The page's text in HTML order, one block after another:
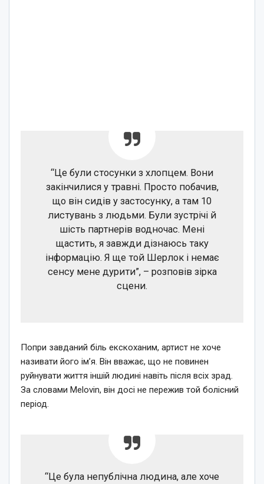
“Це були стосунки з хлопцем. Вони
закінчилися у травні. Просто побачив,
що він сидів у застосунку, а там 10
листувань з людьми. Були зустрічі й
шість партнерів водночас. Мені
щастить, я завжди дізнаюсь таку
інформацію. Я ще той Шерлок і немає
сенсу мене дурити”, – розповів зірка
сцени.
Попри завданий біль екскоханим, артист не хоче
називати його ім’я. Він вважає, що не повинен
руйнувати життя іншій людині навіть після всіх зрад.
За словами Melovin, він досі не пережив той болісний
період.
“Це була непублічна людина, але хоче